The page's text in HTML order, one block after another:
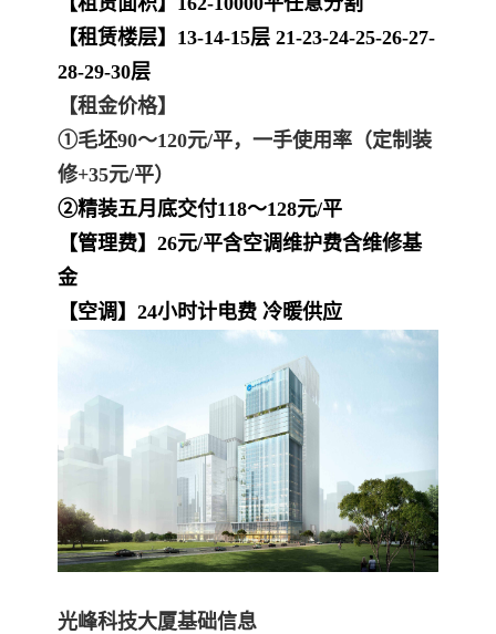
【租赁楼层】13-14-15层 21-23-24-25-26-27-
28-29-30层
【租金价格】
①毛坯90～120元/平，一手使用率 （定制装
修+35元/平）
②精装五月底交付118～128元/平
【管理费】26元/平含空调维护费含维修基
金
【空调】24小时计电费 冷暖供应
光峰科技大厦基础信息